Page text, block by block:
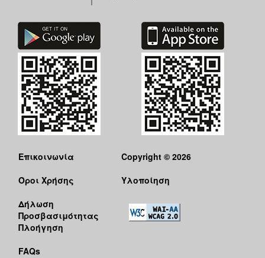
Επικοινωνία
Όροι Χρήσης
Δήλωση
Προσβασιμότητας
Πλοήγηση
FAQs
Copyright © 2026
Υλοποίηση